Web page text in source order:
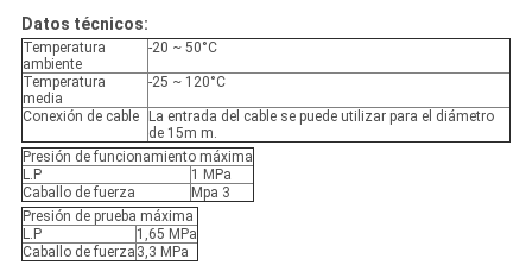
Datos técnicos:
Temperatura
ambiente
-20 ~ 50°C
Temperatura
media
-25 ~ 120°C
Conexión de cable
La entrada del cable se puede utilizar para el diámetro
de 15m m.
Presión de funcionamiento máxima
L.P
1 MPa
Caballo de fuerza
Mpa 3
Presión de prueba máxima
L.P
1,65 MPa
Caballo de fuerza 3,3 MPa